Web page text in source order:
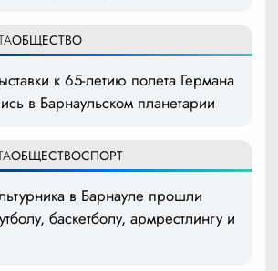
ОБЩЕСТВО
к 65-летию полета Германа
в Барнаульском планетарии
ОБЩЕСТВОСПОРТ
в Барнауле прошли
баскетболу, армрестлингу и